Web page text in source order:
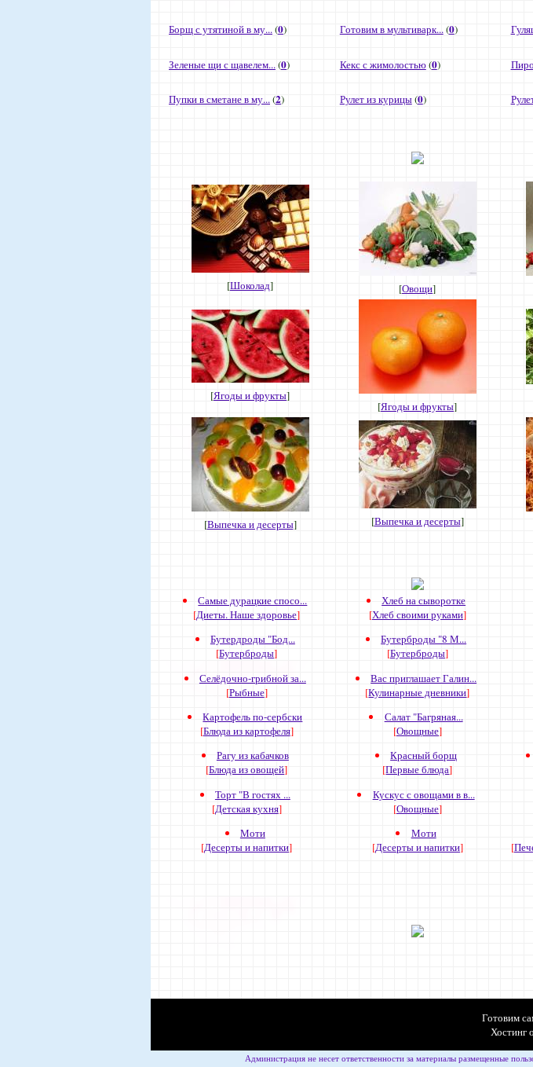
Борщ с утятиной в му...(0) Готовим в мультиварк...(0)
Зеленые щи с щавелем...(0) Кекс с жимолостью(0)
Пупки в сметане в му...(2) Рулет из курицы(0)
[Шоколад] [Овощи]
[Ягоды и фрукты]
[Ягоды и фрукты]
[Выпечка и десерты] [Выпечка и десерты]
Самые дурацкие спосо...
[Диеты. Наше здоровье]
Хлеб на сыворотке
[Хлеб своими руками]
Бутердроды "Бод...
[Бутерброды]
Бутерброды "8 М...
[Бутерброды]
Селёдочно-грибной за...
[Рыбные]
Вас приглашает Галин...
[Кулинарные дневники]
Картофель по-сербски
[Блюда из картофеля]
Салат "Багряная...
[Овощные]
Рагу из кабачков
[Блюда из овощей]
Красный борщ
[Первые блюда]
Торт "В гостях ...
[Детская кухня]
Кускус с овощами в в...
[Овощные]
Моти
[Десерты и напитки]
Моти
[Десерты и напитки]
[
Готовим
Хостинг
Администрация не несет ответственности за материалы размещенные